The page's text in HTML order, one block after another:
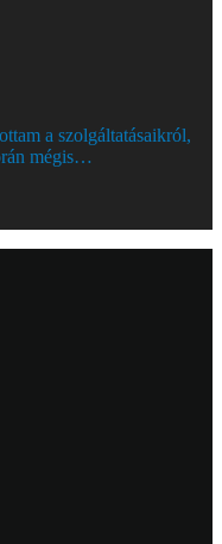
a szolgáltatásaikról,
mégis…